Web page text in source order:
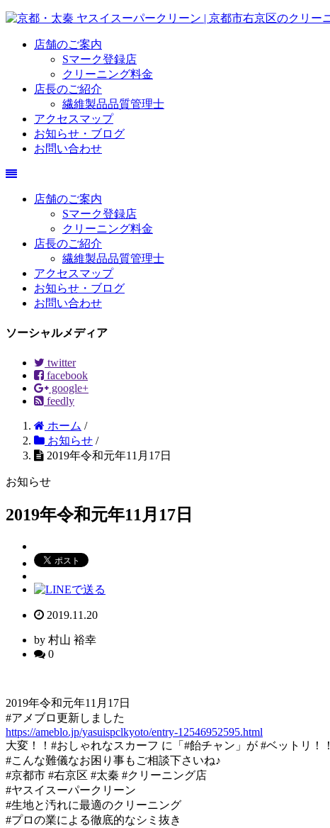
店舗のご案内
Sマーク登録店
クリーニング料金
店長のご紹介
繊維製品品質管理士
アクセスマップ
お知らせ・ブログ
お問い合わせ
店舗のご案内
Sマーク登録店
クリーニング料金
店長のご紹介
繊維製品品質管理士
アクセスマップ
お知らせ・ブログ
お問い合わせ
ソーシャルメディア
twitter
facebook
google+
feedly
ホーム /
お知らせ /
2019年令和元年11月17日
お知らせ
2019年令和元年11月17日
2019.11.20
by 村山 裕幸
0
2019年令和元年11月17日
#アメブロ更新しました
https://ameblo.jp/yasuispclkyoto/entry-12546952595.html
大変！！#おしゃれなスカーフ に「#飴チャン」が #ベットリ！！
#こんな難儀なお困り事もご相談下さいね♪
#京都市 #右京区 #太秦 #クリーニング店
#ヤスイスーパークリーン
#生地と汚れに最適のクリーニング
#プロの業による徹底的なシミ抜き